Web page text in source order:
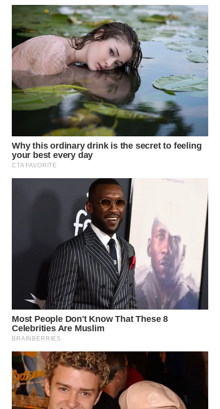
KARO
WN
SIMALUNGUN
WN
LABUHANBATU
WN
WN DELI
SERDANG
KARAWANG
WN
BEKASI
WN
BOGOR
WN
DEPOK